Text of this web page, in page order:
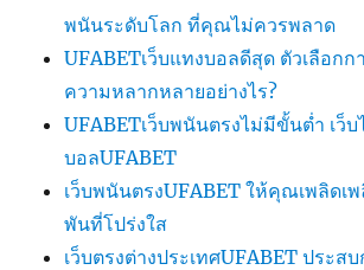
พนันระดับโลก ที่คุณไม่ควรพลาด
UFABETเว็บแทงบอลดีสุด ตัวเลือก
ความหลากหลายอย่างไร?
UFABETเว็บพนันตรงไม่มีขั้นต่ำ เว็
บอลUFABET
เว็บพนันตรงUFABET ให้คุณเพลิดเ
พันที่โปร่งใส
เว็บตรงต่างประเทศUFABET ประส